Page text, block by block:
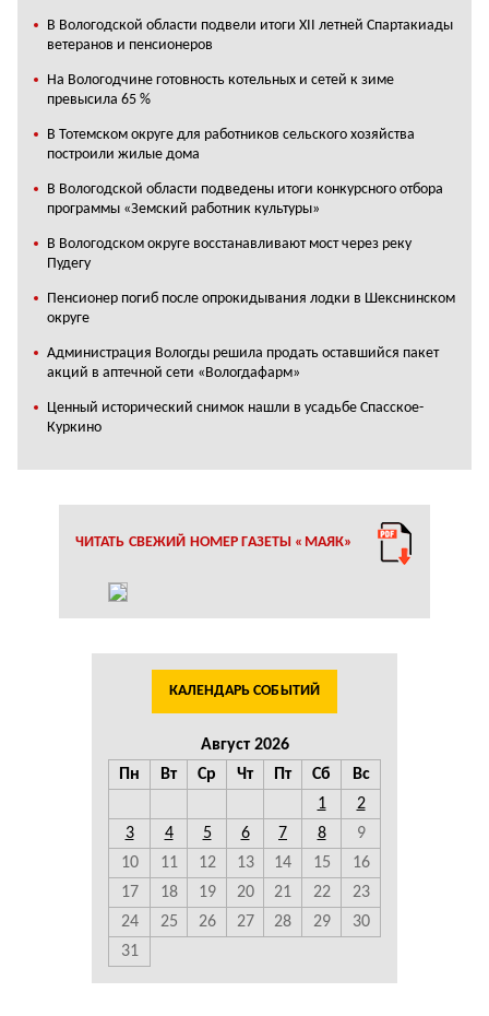
В Вологодской области подвели итоги XII летней Спартакиады
ветеранов и пенсионеров
На Вологодчине готовность котельных и сетей к зиме
превысила 65 %
В Тотемском округе для работников сельского хозяйства
построили жилые дома
В Вологодской области подведены итоги конкурсного отбора
программы «Земский работник культуры»
В Вологодском округе восстанавливают мост через реку
Пудегу
Пенсионер погиб после опрокидывания лодки в Шекснинском
округе
Администрация Вологды решила продать оставшийся пакет
акций в аптечной сети «Вологдафарм»
Ценный исторический снимок нашли в усадьбе Спасское-
Куркино
ЧИТАТЬ СВЕЖИЙ НОМЕР ГАЗЕТЫ «МАЯК»
КАЛЕНДАРЬ СОБЫТИЙ
Август 2026
Пн
Вт Ср Чт Пт Сб
Вс
1
2
3
4 5 6 7 8
9
10
11 12 13 14 15
16
17
18 19 20 21 22
23
24
25 26 27 28 29
30
31